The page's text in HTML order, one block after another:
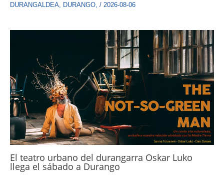
DURANGALDEA DURANGO / 2026-08-06
El teatro urbano del durangarra Oskar Luko
llega el sábado a Durango